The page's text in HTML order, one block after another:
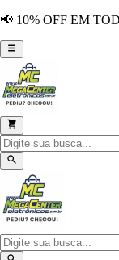
📢 10% OFF EM